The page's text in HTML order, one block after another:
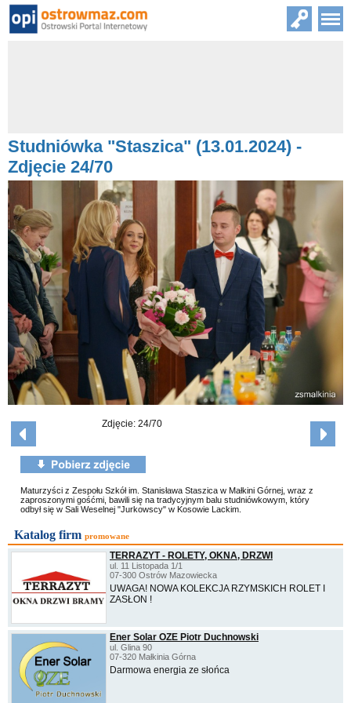
Studniówka "Staszica" (13.01.2024) -
Zdjęcie 24/70
Zdjęcie: 24/70
Maturzyści z Zespołu Szkół im. Stanisława Staszica w Małkini Górnej, wraz z
zaproszonymi gośćmi, bawili się na tradycyjnym balu studniówkowym, który
odbył się w Sali Weselnej "Jurkowscy" w Kosowie Lackim.
Katalog firm promowane
TERRAZYT - ROLETY, OKNA, DRZWI
ul. 11 Listopada 1/1
07-300 Ostrów Mazowiecka
UWAGA! NOWA KOLEKCJA RZYMSKICH ROLET I
ZASŁON !
Ener Solar OZE Piotr Duchnowski
ul. Glina 90
07-320 Małkinia Górna
Darmowa energia ze słońca